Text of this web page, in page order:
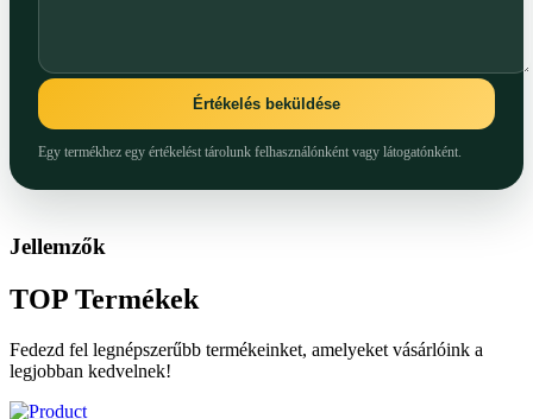
Értékelés beküldése
Egy termékhez egy értékelést tárolunk felhasználónként vagy látogatónként.
Jellemzők
TOP Termékek
Fedezd fel legnépszerűbb termékeinket, amelyeket vásárlóink a
legjobban kedvelnek!